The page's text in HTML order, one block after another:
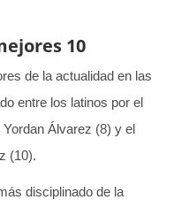
10
de la actualidad en las
entre los latinos por el
Álvarez (8) y el
(10).
disciplinado de la